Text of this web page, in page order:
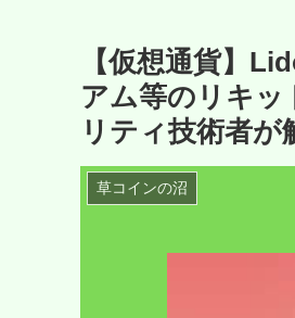
【仮想通貨】
アム等のリキ
リティ技術者が
草コインの沼